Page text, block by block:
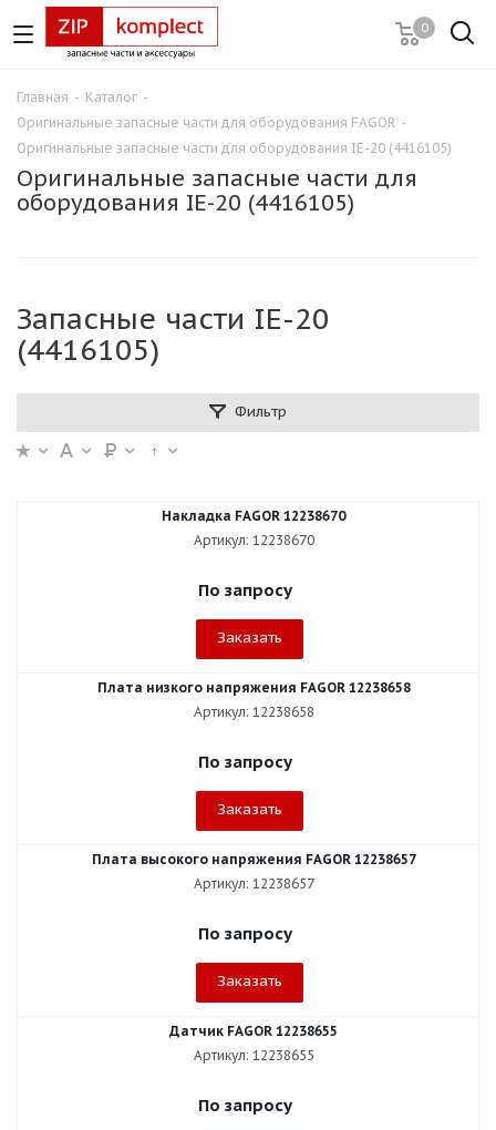
0
Главная - Каталог -
Оригинальные запасные части для оборудования FAGOR -
Оригинальные запасные части для оборудования IE-20 (4416105)
Оригинальные запасные части для
оборудования IE-20 (4416105)
Запасные части IE-20
(4416105)
Фильтр
Накладка FAGOR 12238670
Артикул: 12238670
По запросу
Заказать
Плата низкого напряжения FAGOR 12238658
Артикул: 12238658
По запросу
Заказать
Плата высокого напряжения FAGOR 12238657
Артикул: 12238657
По запросу
Заказать
Датчик FAGOR 12238655
Артикул: 12238655
По запросу